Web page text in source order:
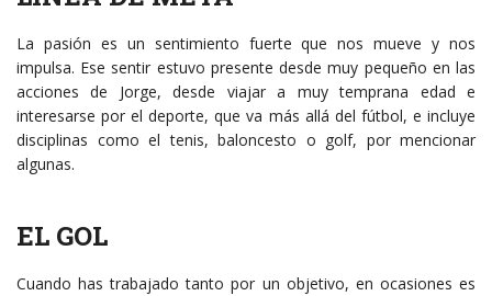
La pasión es un sentimiento fuerte que nos mueve y nos
impulsa. Ese sentir estuvo presente desde muy pequeño en las
acciones de Jorge, desde viajar a muy temprana edad e
interesarse por el deporte, que va más allá del fútbol, e incluye
disciplinas como el tenis, baloncesto o golf, por mencionar
algunas.
EL GOL
Cuando has trabajado tanto por un objetivo, en ocasiones es